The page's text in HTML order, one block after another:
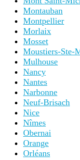
Montauban
Montpellier
Morlaix
Mosset
Moustiers-Ste-
Mulhouse
Nancy
Nantes
Narbonne
Neuf-Brisach
Nice
Nîmes
Obernai
Orange
Orléans